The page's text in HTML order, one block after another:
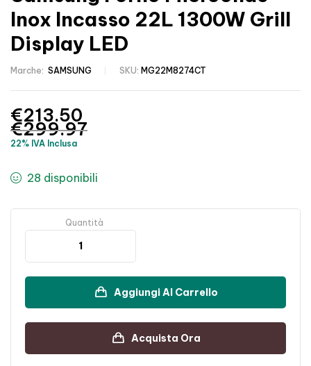
Inox Incasso 22L 1300W Grill
Display LED
Marche: SAMSUNG SKU: MG22M8274CT
€299.97
€213.50
22% IVA Inclusa
28 disponibili
Quantità
Aggiungi Al Carrello
Acquista Ora